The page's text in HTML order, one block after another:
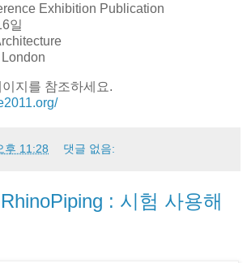
Exhibition Publication
일
지를 참조하세요.
후 11:28 댓글 없음:
: 시험 사용해